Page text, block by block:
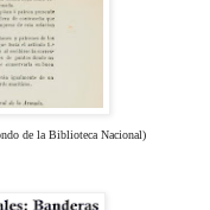
de la Biblioteca Nacional)